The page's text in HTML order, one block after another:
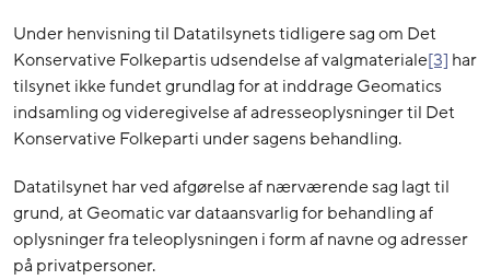
Under henvisning til Datatilsynets tidligere sag om Det
Konservative Folkepartis udsendelse af valgmateriale[3] har
tilsynet ikke fundet grundlag for at inddrage Geomatics
indsamling og videregivelse af adresseoplysninger til Det
Konservative Folkeparti under sagens behandling.
Datatilsynet har ved afgørelse af nærværende sag lagt til
grund, at Geomatic var dataansvarlig for behandling af
oplysninger fra teleoplysningen i form af navne og adresser
på privatpersoner.